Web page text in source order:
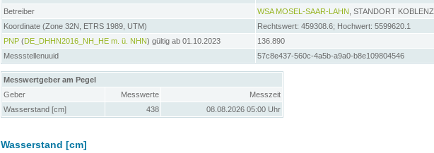
Betreiber
WSA MOSEL-SAAR-LAHN , STANDORT KOBLENZ
Koordinate (Zone 32N, ETRS 1989, UTM)
Rechtswert: 459308.6; Hochwert: 5599620.1
PNP (DE_DHHN2016_NH_HE m. ü. NHN) gültig ab 01.10.2023
136.890
Messstellenuuid
57c8e437-560c-4a5b-a9a0-b8e109804546
Messwertgeber am Pegel
Geber
Messwerte
Messzeit
Wasserstand [cm]
438 08.08.2026 05:00 Uhr
Wasserstand [cm]